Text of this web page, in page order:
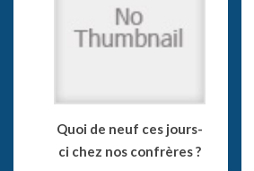
Quoi de neuf ces jours-
ci chez nos confrères ?